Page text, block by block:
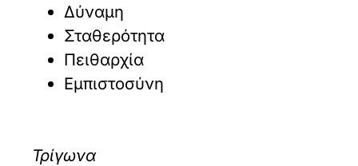
Δύναμη
Σταθερότητα
Πειθαρχία
Εμπιστοσύνη
Τρίγωνα